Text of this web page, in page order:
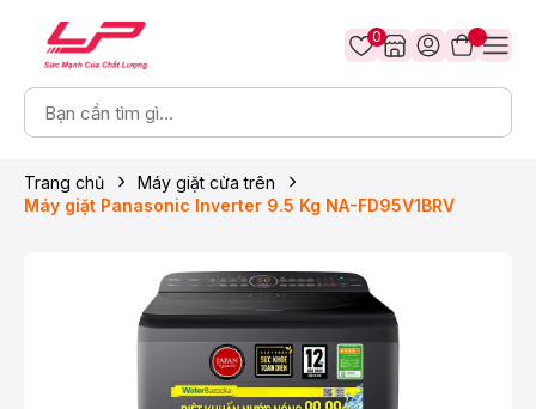
0
Trang chủ
Máy giặt cửa trên
Máy giặt Panasonic Inverter 9.5 Kg NA-FD95V1BRV